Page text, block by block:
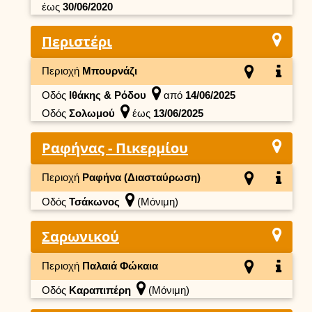
έως 30/06/2020
Περιστέρι
Περιοχή Μπουρνάζι
Οδός Ιθάκης & Ρόδου από 14/06/2025
Οδός Σολωμού έως 13/06/2025
Ραφήνας - Πικερμίου
Περιοχή Ραφήνα (Διασταύρωση)
Οδός Τσάκωνος (Μόνιμη)
Σαρωνικού
Περιοχή Παλαιά Φώκαια
Οδός Καραπιπέρη (Μόνιμη)